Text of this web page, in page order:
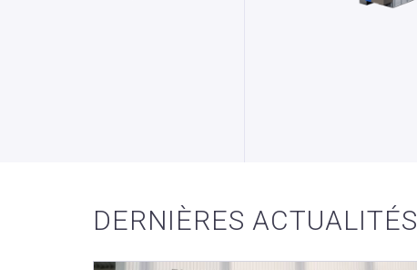
DERNIÈRES ACTUALITÉS